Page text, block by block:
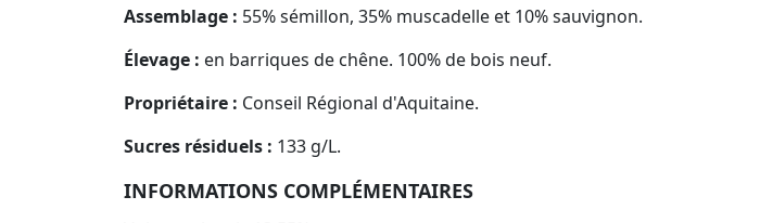
Assemblage : 55% sémillon, 35% muscadelle et 10% sauvignon.
Élevage : en barriques de chêne. 100% de bois neuf.
Propriétaire : Conseil Régional d'Aquitaine.
Sucres résiduels : 133 g/L.
INFORMATIONS COMPLÉMENTAIRES